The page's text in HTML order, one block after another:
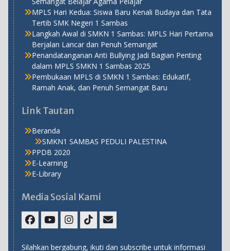
MPLS Hari Kedua: Siswa Baru Kenali Budaya dan Tata
Tertib SMK Negeri 1 Sambas
Langkah Awal di SMKN 1 Sambas: MPLS Hari Pertama
Berjalan Lancar dan Penuh Semangat
Penandatanganan Anti Bullying Jadi Bagian Penting
dalam MPLS SMKN 1 Sambas 2025
Pembukaan MPLS di SMKN 1 Sambas: Edukatif,
Ramah Anak, dan Penuh Semangat Baru
Link Tautan
Beranda
SMKN1 SAMBAS PEDULI PALESTINA
PPDB 2020
E-Learning
E-Library
Media Sosial Kami
Silahkan bergabung, ikuti dan subscribe untuk informasi